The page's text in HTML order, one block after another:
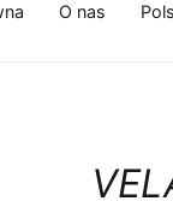
O nas